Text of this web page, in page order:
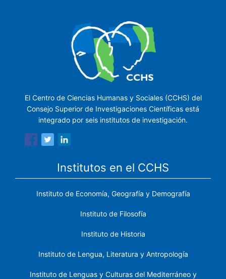
El Centro de Ciencias Humanas y Sociales (CCHS) del
Consejo Superior de Investigaciones Científicas está
integrado por seis institutos de investigación.
Institutos en el CCHS
Instituto de Economía, Geografía y Demografía
Instituto de Filosofía
Instituto de Historia
Instituto de Lengua, Literatura y Antropología
Instituto de Lenguas y Culturas del Mediterráneo y